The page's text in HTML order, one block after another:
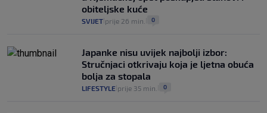
obiteljske kuće
SVIJET prije 26 min. 0
Japanke nisu uvijek najbolji izbor:
Stručnjaci otkrivaju koja je ljetna obuća
bolja za stopala
LIFESTYLE prije 35 min. 0